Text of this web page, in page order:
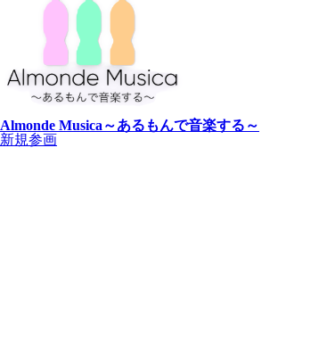
Almonde Musica～あるもんで音楽する～
新規参画